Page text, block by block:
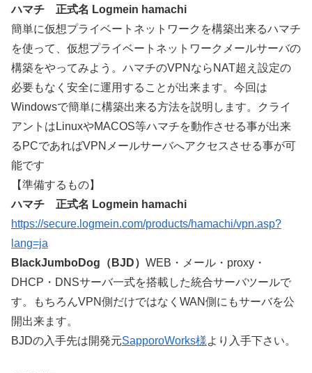
ハマチ 正式名 Logmein hamachi
簡単に仮想プライベートネットワークを構築出来るハマチ
を使って、仮想プライベートネットワークメールサーバの
構築をやってみよう。ハマチのVPNならNAT超え設定の
必要もなく安全に運用することが出来ます。今回は
Windowsで簡単に構築出来る方法を説明します。クライ
アントはLinuxやMACOS等ハマチを動作させる事が出来
るPCであればVPNメールサーバへアクセスさせる事が可
能です
【準備するもの】
ハマチ 正式名 Logmein hamachi
https://secure.logmein.com/products/hamachi/vpn.asp?
lang=ja
BlackJumboDog（BJD） WEB・メール・proxy・
DHCP・DNSサーバ一式を搭載した統合サーバツールで
す。もちろんVPN側だけではなくWAN側にもサーバを公
開出来ます。
BJDの入手先は開発元SapporoWorks様より入手下さい。